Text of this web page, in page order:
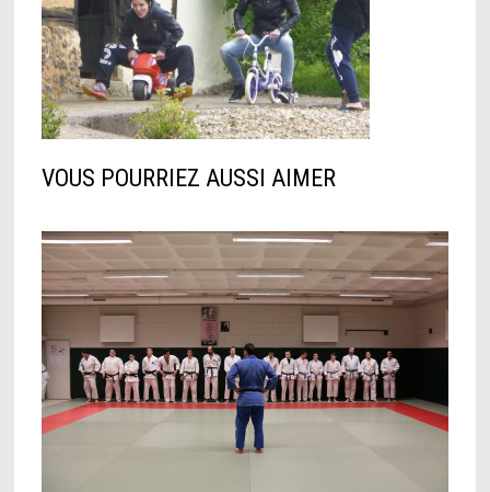
VOUS POURRIEZ AUSSI AIMER